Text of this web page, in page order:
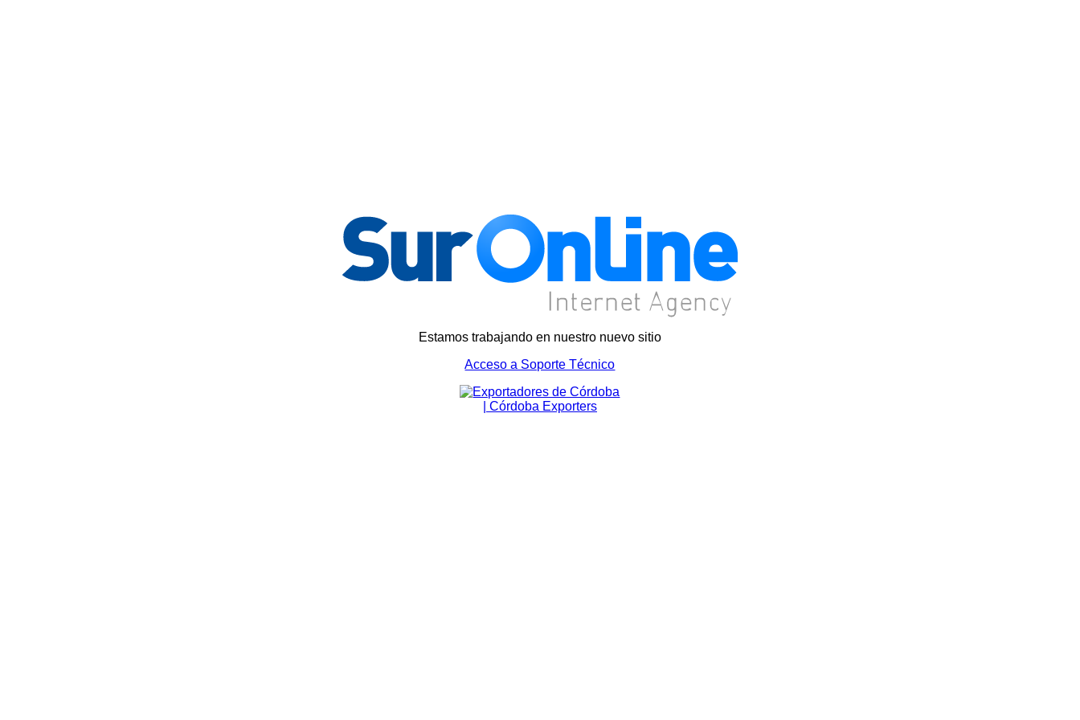
Estamos trabajando en nuestro nuevo sitio
Acceso a Soporte Técnico